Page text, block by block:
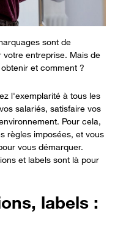
sont de
entreprise. Mais de
et comment ?
l'exemplarité à tous les
salariés, satisfaire vos
Pour cela,
règles imposées, et vous
vous démarquer.
et labels sont là pour
labels :